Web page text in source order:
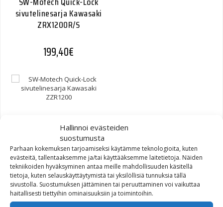
Hallinnoi evästeiden
suostumusta
Parhaan kokemuksen tarjoamiseksi käytämme teknologioita, kuten
evästeitä, tallentaaksemme ja/tai käyttääksemme laitetietoja. Näiden
tekniikoiden hyväksyminen antaa meille mahdollisuuden käsitellä
tietoja, kuten selauskäyttäytymistä tai yksilöllisiä tunnuksia tällä
sivustolla. Suostumuksen jättäminen tai peruuttaminen voi vaikuttaa
haitallisesti tiettyihin ominaisuuksiin ja toimintoihin.
sivutelinesarja Kawasaki
ZRX1200R/S
199,40€
sivutelinesarja Kawasaki
ZZR1200
199,40€